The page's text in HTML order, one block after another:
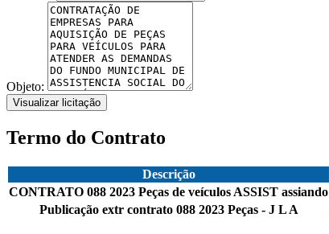
Objeto:
Visualizar licitação
Termo do Contrato
Descrição
CONTRATO 088 2023 Peças de veículos ASSIST assiando
Publicação extr contrato 088 2023 Peças - J L A